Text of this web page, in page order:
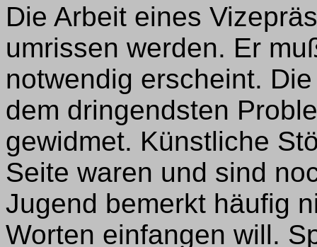
Die Arbeit eines
umrissen werden. Er
notwendig erscheint.
dem dringendsten
gewidmet. Künstliche
Seite waren und sind
Jugend bemerkt häufig
Worten einfangen will.